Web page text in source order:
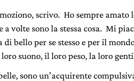
scrivo. Ho sempre
a volte sono la stessa cosa. Mi
di bello per se stesso e per il
suono, il loro peso, la loro
sono un’acquirente